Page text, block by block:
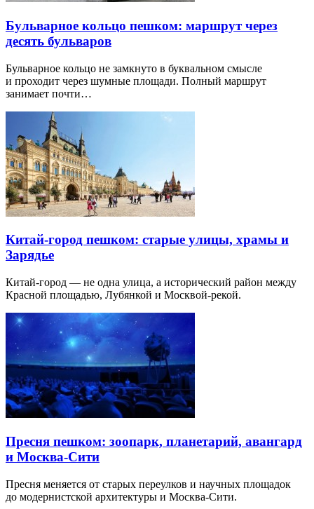
Бульварное кольцо пешком: маршрут через
десять бульваров
Бульварное кольцо не замкнуто в буквальном смысле
и проходит через шумные площади. Полный маршрут
занимает почти…
Китай-город пешком: старые улицы, храмы и
Зарядье
Китай-город — не одна улица, а исторический район между
Красной площадью, Лубянкой и Москвой-рекой.
Пресня пешком: зоопарк, планетарий, авангард
и Москва-Сити
Пресня меняется от старых переулков и научных площадок
до модернистской архитектуры и Москва-Сити.